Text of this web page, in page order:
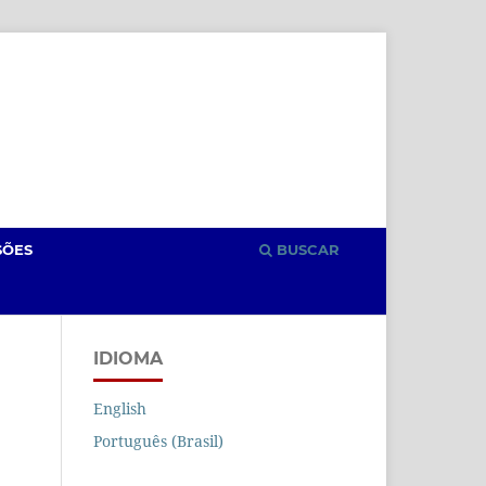
BUSCAR
IDIOMA
English
Português (Brasil)